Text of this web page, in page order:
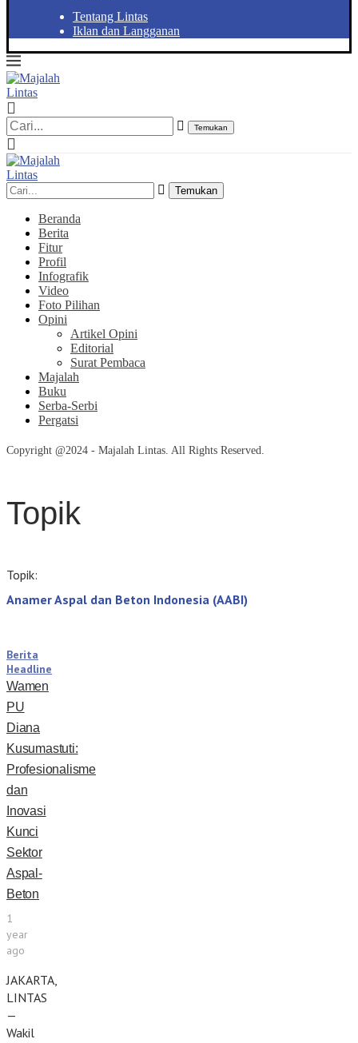
Tentang Lintas
Iklan dan Langganan
Temukan
Temukan
Beranda
Berita
Fitur
Profil
Infografik
Video
Foto Pilihan
Opini
Artikel Opini
Editorial
Surat Pembaca
Majalah
Buku
Serba-Serbi
Pergatsi
Copyright @2024 - Majalah Lintas. All Rights Reserved.
Topik
Topik:
Anamer Aspal dan Beton Indonesia (AABI)
Berita
Headline
Wamen
PU
Diana
Kusumastuti:
Profesionalisme
dan
Inovasi
Kunci
Sektor
Aspal-
Beton
1
year
ago
JAKARTA,
LINTAS
—
Wakil